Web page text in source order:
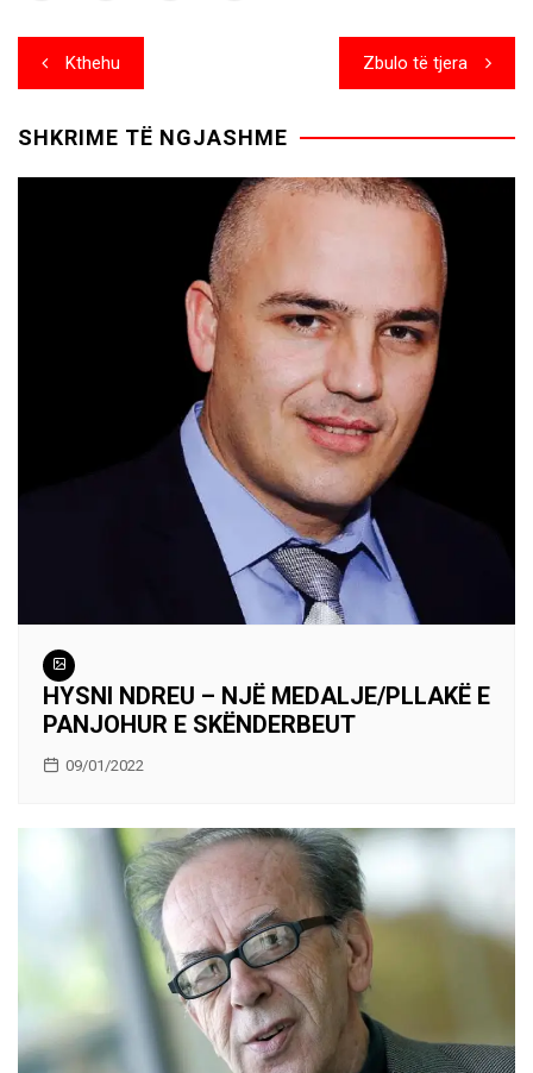
Post
navigation
Kthehu Zbulo të tjera
SHKRIME TË NGJASHME
HYSNI NDREU – NJË MEDALJE/PLLAKË E
PANJOHUR E SKËNDERBEUT
09/01/2022